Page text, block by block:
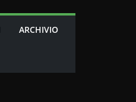
ARCHIVIO